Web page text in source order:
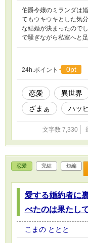
伯爵令嬢のミランダは
てもウキウキとした気
な結婚が決まったので
で騒ぎながら私室へと
24h.ポイント 0pt
恋愛 異世界
ざまぁ
ハッ
文字数 7,330
恋愛 完結 短編
愛する婚約者に
べたのは果たし
こまの ととと